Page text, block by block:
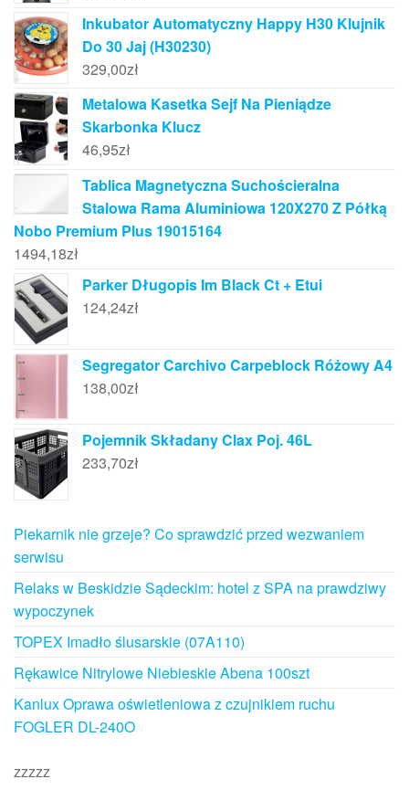
Inkubator Automatyczny Happy H30 Klujnik
Do 30 Jaj (H30230)
329,00zł
Metalowa Kasetka Sejf Na Pieniądze
Skarbonka Klucz
46,95zł
Tablica Magnetyczna Suchościeralna
Stalowa Rama Aluminiowa 120X270 Z Półką
Nobo Premium Plus 19015164
1494,18zł
Parker Długopis Im Black Ct + Etui
124,24zł
Segregator Carchivo Carpeblock Różowy A4
138,00zł
Pojemnik Składany Clax Poj. 46L
233,70zł
Piekarnik nie grzeje? Co sprawdzić przed wezwaniem
serwisu
Relaks w Beskidzie Sądeckim: hotel z SPA na prawdziwy
wypoczynek
TOPEX Imadło ślusarskie (07A110)
Rękawice Nitrylowe Niebieskie Abena 100szt
Kanlux Oprawa oświetleniowa z czujnikiem ruchu
FOGLER DL-240O
zzzzz